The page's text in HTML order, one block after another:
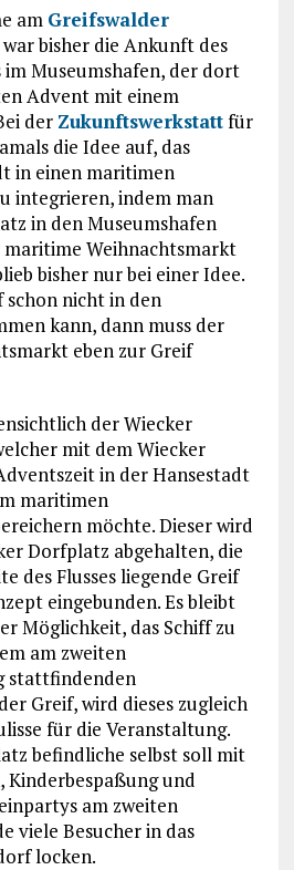
am Greifswalder
bisher die Ankunft des
im Museumshafen, der dort
Advent mit einem
der Zukunftswerkstattfür
die Idee auf, das
in einen maritimen
integrieren, indem man
in den Museumshafen
Weihnachtsmarkt
bisher nur bei einer Idee.
schon nicht in den
kann, dann muss der
eben zur Greif
der Wiecker
mit dem Wiecker
in der Hansestadt
maritimen
möchte. Dieser wird
Dorfplatz abgehalten, die
des Flusses liegende Greif
eingebunden. Es bleibt
Möglichkeit, das Schiff zu
am zweiten
stattfindenden
Greif, wird dieses zugleich
für die Veranstaltung.
befindliche selbst soll mit
und
am zweiten
viele Besucher in das
locken.